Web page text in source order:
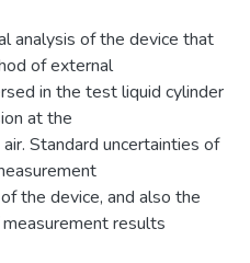
analysis of the device that
of external
in the test liquid cylinder
at the
Standard uncertainties of
the device, and also the
results